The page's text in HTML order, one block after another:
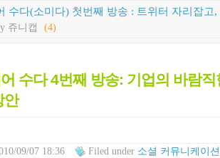
수다(소미다) 첫번째 방송 : 트위터 자리잡고,
쥬니캡 (4)
수다 4번째 방송: 기업의 바람
안
09/07 18:36 Filedunder 소셜 커뮤니케이